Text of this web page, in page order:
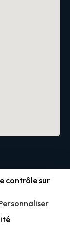
contrôle sur